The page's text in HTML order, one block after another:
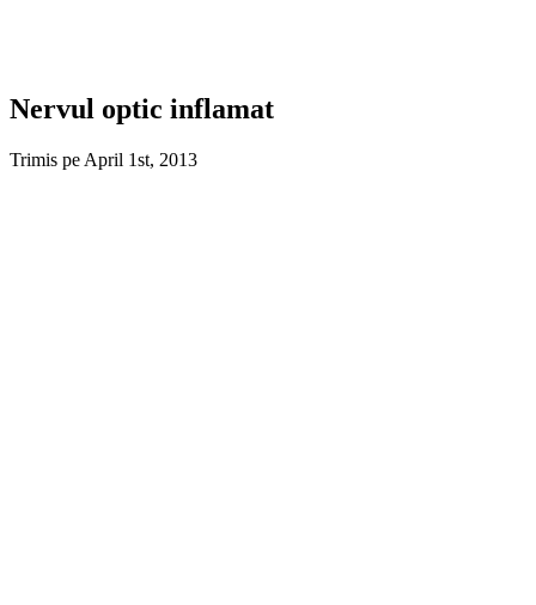
Nervul optic inflamat
Trimis pe April 1st, 2013